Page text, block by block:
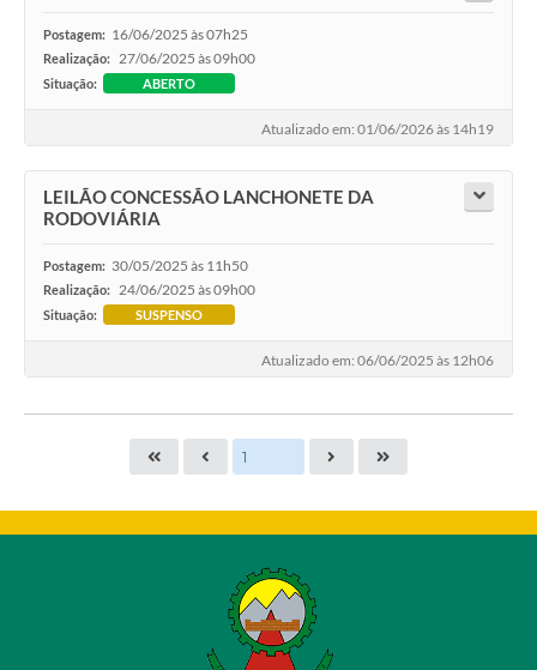
Postagem: 16/06/2025 às 07h25
Realização: 27/06/2025 às 09h00
Situação: ABERTO
Atualizado em: 01/06/2026 às 14h19
LEILÃO CONCESSÃO LANCHONETE DA
RODOVIÁRIA
Postagem: 30/05/2025 às 11h50
Realização: 24/06/2025 às 09h00
Situação: SUSPENSO
Atualizado em: 06/06/2025 às 12h06